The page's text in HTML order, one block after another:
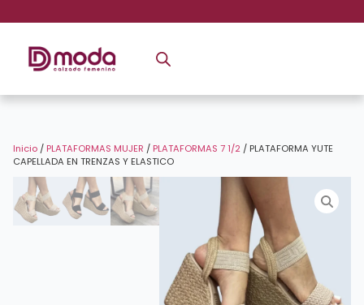
Inicio / PLATAFORMAS MUJER / PLATAFORMAS 7 1/2 / PLATAFORMA YUTE
CAPELLADA EN TRENZAS Y ELASTICO